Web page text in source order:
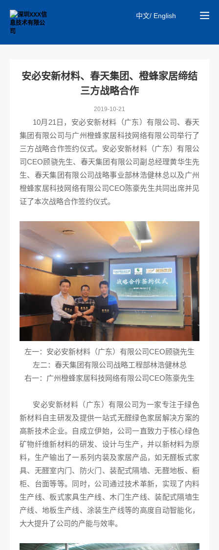
中文/ English
安必安新材料、春天集团、橙蜂家居缔结
三方战略合作
2019-10-21
10月21日，安必安新材料（广东）有限公司、春天
集团有限公司与广州橙蜂家居科技网络有限公司举行了
三方战略合作签约仪式。安必安新材料（广东）有限公
司CEO顾骁先生、春天集团有限公司副总经理黄华生先
生、春天集团有限公司战略事业部林浩健林总以及广州
橙蜂家居科技网络有限公司CEO陈豪先生共同出席并见
证了本次战略合作签约仪式。
左一：安必安新材料（广东）有限公司CEO顾骁先生
左二：春天集团有限公司战略工程部林浩健林总
右一：广州橙蜂家居科技网络有限公司CEO陈豪先生
安必安新材料（广东）有限公司为一家专注于绿色
新材料自主研发及提供一站式无醛绿色家居解决方案的
高新技术企业。自成立伊始，公司一直致力于核心绿色
矿物纤维新材料的研发、设计与生产，并以新材料为原
料，生产输出了一系列内装及家居产品，如无醛板式家
具、无醛室内门、防火门、装配式隔墙、无醛地板、橱
柜、台面等等。同时，公司通过技术革新，实现了内料
生产线、板式家具生产线、木门生产线、装配式隔墙生
产线、地板生产线、涂装生产线等的高度自动智能化，
大大提升了公司的产能与效率。